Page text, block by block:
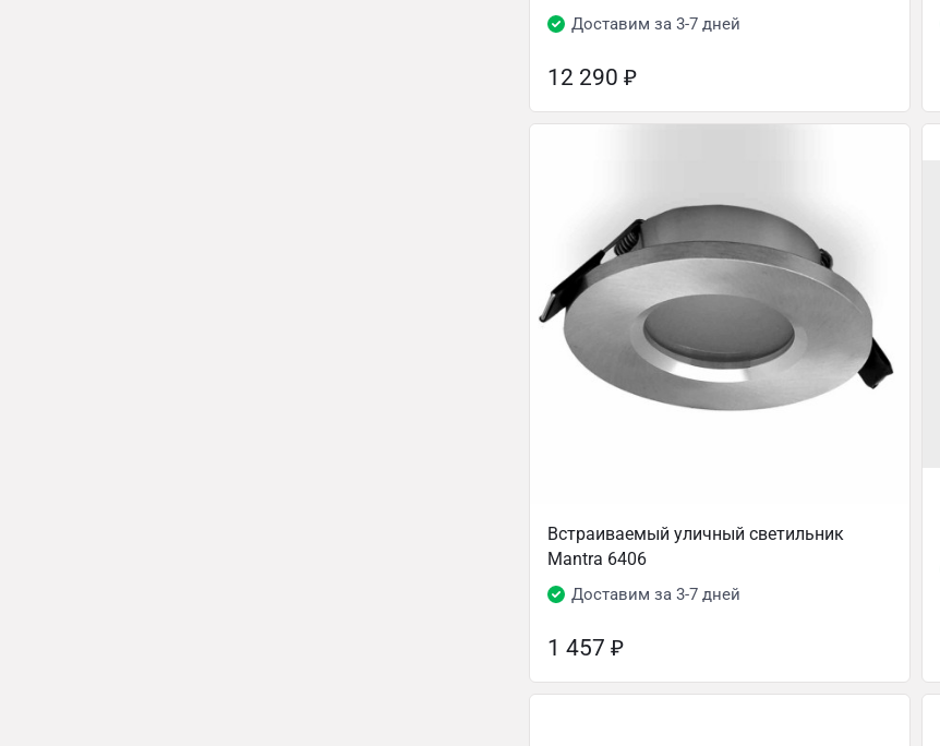
Доставим за 3-7 дней
12 290 ₽
Встраиваемый уличный светильник
Mantra 6406
Доставим за 3-7 дней
1 457 ₽